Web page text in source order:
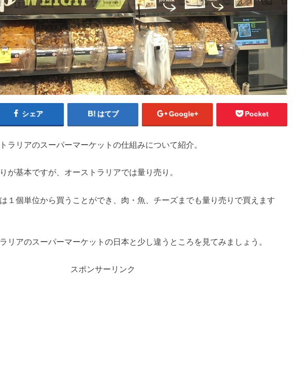
シェア はてブ Google+ Pocket
ラリアのスーパーマーケットの仕組みについて紹介。
が基本ですが、オーストラリアでは量り売り。
１個単位から買うことができ、肉・魚、チーズまでも量り売りで買えます
リアのスーパーマーケットの日本と少し違うところを見てみましょう。
スポンサーリンク